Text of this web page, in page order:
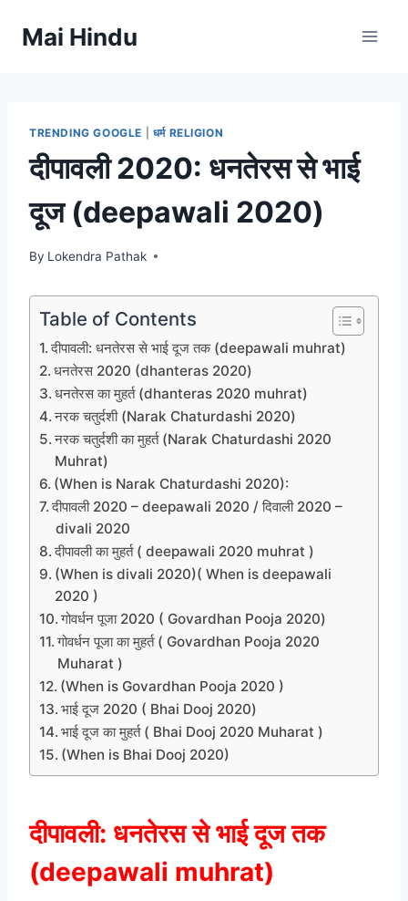
Mai Hindu
TRENDING GOOGLE धर्म RELIGION
दीपावली 2020: धनतेरस से भाई
दूज (deepawali 2020)
By Lokendra Pathak
Table of Contents
दीपावली: धनतेरस से भाई दूज तक (deepawali muhrat)
धनतेरस 2020 (dhanteras 2020)
धनतेरस का मुहर्त (dhanteras 2020 muhrat)
नरक चतुर्दशी (Narak Chaturdashi 2020)
नरक चतुर्दशी का मुहर्त (Narak Chaturdashi 2020
Muhrat)
(When is Narak Chaturdashi 2020):
दीपावली 2020 – deepawali 2020 / दिवाली 2020 –
divali 2020
दीपावली का मुहर्त ( deepawali 2020 muhrat )
(When is divali 2020)( When is deepawali
2020 )
गोवर्धन पूजा 2020 ( Govardhan Pooja 2020)
गोवर्धन पूजा का मुहर्त ( Govardhan Pooja 2020
Muharat )
(When is Govardhan Pooja 2020 )
भाई दूज 2020 ( Bhai Dooj 2020)
भाई दूज का मुहर्त ( Bhai Dooj 2020 Muharat )
(When is Bhai Dooj 2020)
दीपावली: धनतेरस से भाई दूज तक
(deepawali muhrat)